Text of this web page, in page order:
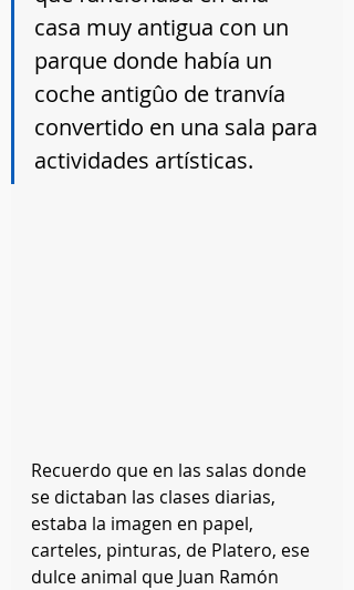
casa muy antigua con un
parque donde había un
coche antigûo de tranvía
convertido en una sala para
actividades artísticas.
Recuerdo que en las salas donde
se dictaban las clases diarias,
estaba la imagen en papel,
carteles, pinturas, de Platero, ese
dulce animal que Juan Ramón